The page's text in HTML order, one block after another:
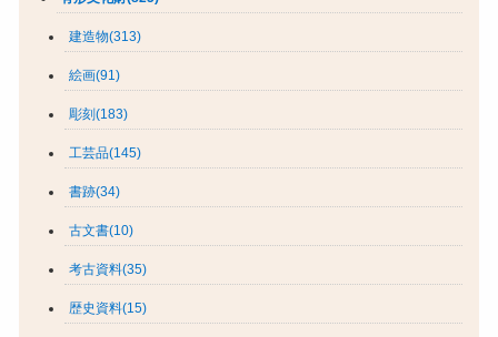
建造物(313)
絵画(91)
彫刻(183)
工芸品(145)
書跡(34)
古文書(10)
考古資料(35)
歴史資料(15)